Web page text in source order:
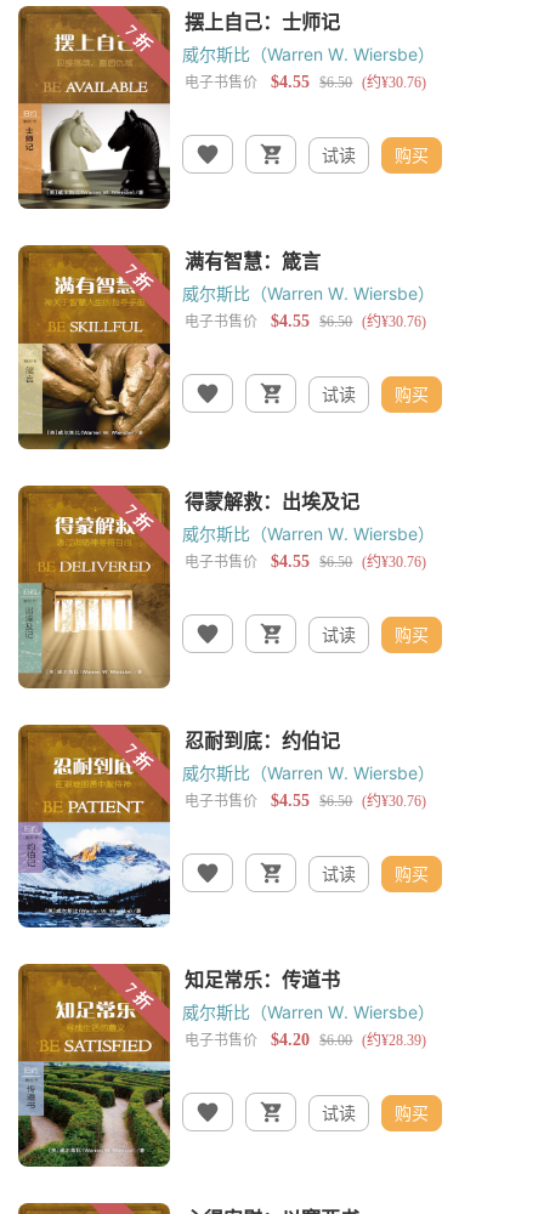
威尔斯比（Warren W. Wiersbe）
试读 购买
威尔斯比（Warren W. Wiersbe）
试读 购买
威尔斯比（Warren W. Wiersbe）
试读 购买
威尔斯比（Warren W. Wiersbe）
试读 购买
威尔斯比（Warren W. Wiersbe）
试读 购买